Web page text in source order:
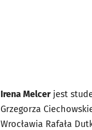
Irena Melcerjest
Grzegorza
Wrocławia Rafała